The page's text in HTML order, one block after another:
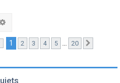
Page sur20
1 2 3 4 5 … 20